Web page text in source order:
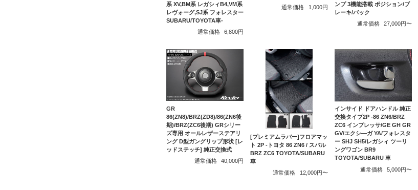
系 XV,BM系 レガシィB4,VM系
レヴォーグ,SJ系 フォレスター
SUBARU/TOYOTA車-
通常価格
6,800円
通常価格
1,000円
ンプ 3機能搭載 ポジション/ブ
レーキ/バック
通常価格
27,000円〜
GR
86(ZN8)/BRZ(ZD8)/86(ZN6後
期)/BRZ(ZC6後期) GRシリー
ズ専用 オールレザーステアリ
ング D型ガングリップ形状 [レ
ッドステッチ] 純正交換式
通常価格
40,000円
[プレミアムラバー]フロアマッ
ト 2P -トヨタ 86 ZN6 / スバル
BRZ ZC6 TOYOTA/SUBARU
車
通常価格
12,000円〜
インサイド ドアハンドル 純正
交換タイプ2P -86 ZN6/BRZ
ZC6 インプレッサ/GE GH GR
GV/エクシ―ガ YA/フォレスタ
ー SHJ SH5/レガシィ ツーリ
ングワゴン BR9
TOYOTA/SUBARU 車
通常価格
5,000円〜